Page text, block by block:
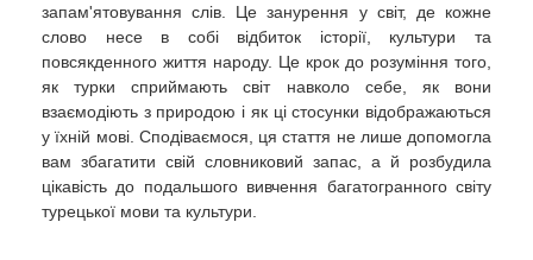
запам'ятовування слів. Це занурення у світ, де кожне
слово несе в собі відбиток історії, культури та
повсякденного життя народу. Це крок до розуміння того,
як турки сприймають світ навколо себе, як вони
взаємодіють з природою і як ці стосунки відображаються
у їхній мові. Сподіваємося, ця стаття не лише допомогла
вам збагатити свій словниковий запас, а й розбудила
цікавість до подальшого вивчення багатогранного світу
турецької мови та культури.